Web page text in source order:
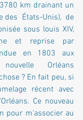
km drainant un
États-Unis),  de
sous louis XIV,
et reprise par
en 1803 aux
Orléans
? En fait peu, si
récent avec
Ce nouveau
pour m'associer au